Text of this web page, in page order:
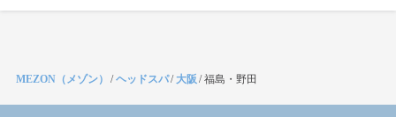
MEZON（メゾン） /ヘッドスパ/大阪 /福島・野田